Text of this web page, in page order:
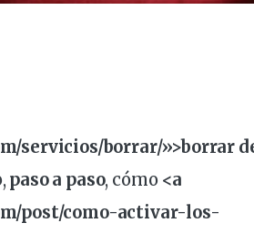
/servicios/borrar/»>borrar
, paso a paso, cómo <a
post/como-activar-los-